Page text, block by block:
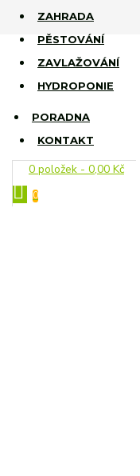
ZAHRADA
PĚSTOVÁNÍ
ZAVLAŽOVÁNÍ
HYDROPONIE
PORADNA
KONTAKT
0 položek - 0,00 Kč
0